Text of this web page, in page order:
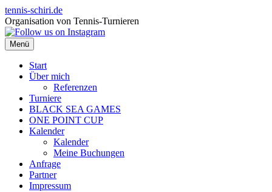
Zum
Inhalt
springen
tennis-schiri.de
Organisation von Tennis-Turnieren
Menü
Start
Über mich
Referenzen
Turniere
BLACK SEA GAMES
ONE POINT CUP
Kalender
Kalender
Meine Buchungen
Anfrage
Partner
Impressum